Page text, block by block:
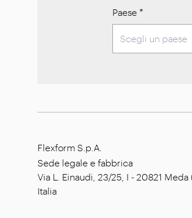
Paese *
Flexform S.p.A.
Sede legale e fabbrica
Via L. Einaudi, 23/25, I - 20821 Meda
Italia